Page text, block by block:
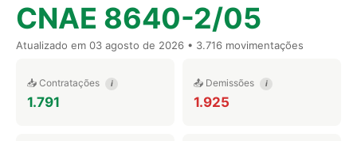
CNAE 8640-2/05
Atualizado em 03 agosto de 2026 • 3.716 movimentações
📥 Contratações i
1.791
📤 Demissões i
1.925